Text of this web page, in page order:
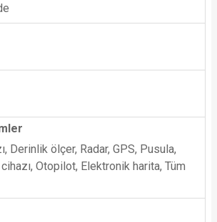
Derinlik ölçer, Radar, GPS, Pusula,
Otopilot, Elektronik harita, Tüm